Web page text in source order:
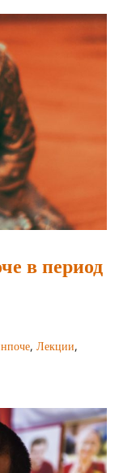
в период
, Лекции,